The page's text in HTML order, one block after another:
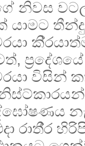
නිවස
තීන්දු
විසින්
රාතී‍්‍ර